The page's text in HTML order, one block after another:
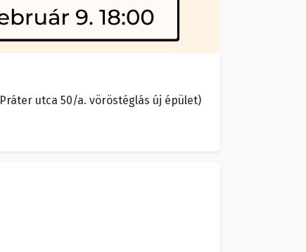
utca 50/a. vöröstéglás új épület)